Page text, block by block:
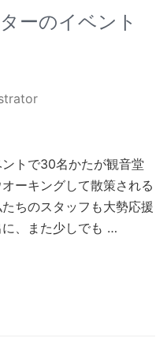
ーのイベント
トで30名かたが観音堂
ーキングして散策される
ちのスタッフも大勢応援
、また少しでも …